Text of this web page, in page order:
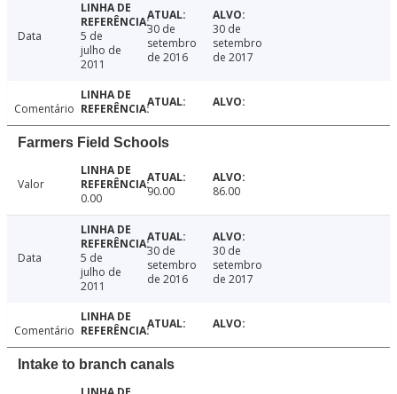
Data
5 de
julho de
2011
30 de
setembro
de 2016
30 de
setembro
de 2017
Comentário
Farmers Field Schools
Valor
0.00
90.00 86.00
Data
5 de
julho de
2011
30 de
setembro
de 2016
30 de
setembro
de 2017
Comentário
Intake to branch canals